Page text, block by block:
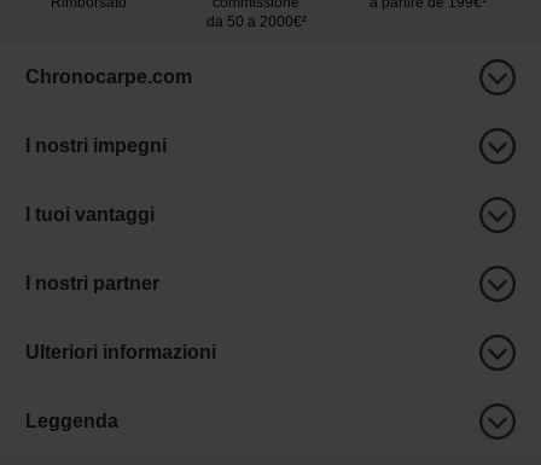
da 50 a 2000€²
Chronocarpe.com
I nostri impegni
I tuoi vantaggi
I nostri partner
Ulteriori informazioni
Leggenda